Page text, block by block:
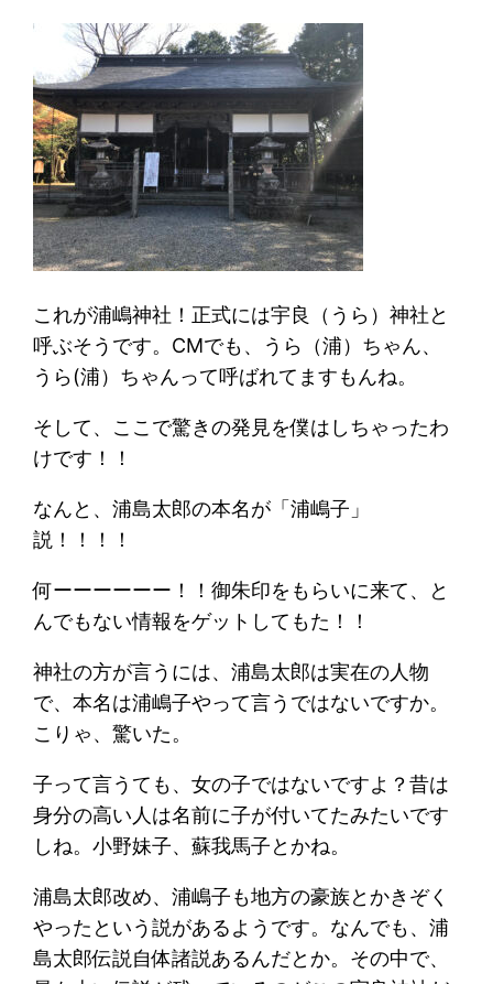
これが浦嶋神社！正式には宇良（うら）神社と
呼ぶそうです。CMでも、うら（浦）ちゃん、
うら(浦）ちゃんって呼ばれてますもんね。
そして、ここで驚きの発見を僕はしちゃったわ
けです！！
なんと、浦島太郎の本名が「浦嶋子」
説！！！！
何ーーーーーー！！御朱印をもらいに来て、と
んでもない情報をゲットしてもた！！
神社の方が言うには、浦島太郎は実在の人物
で、本名は浦嶋子やって言うではないですか。
こりゃ、驚いた。
子って言うても、女の子ではないですよ？昔は
身分の高い人は名前に子が付いてたみたいです
しね。小野妹子、蘇我馬子とかね。
浦島太郎改め、浦嶋子も地方の豪族とかきぞく
やったという説があるようです。なんでも、浦
島太郎伝説自体諸説あるんだとか。その中で、